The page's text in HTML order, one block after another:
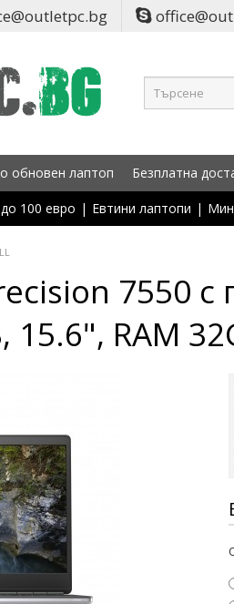
обновен лаптоп Безплатна
100 евро | Евтини лаптопи |
7550
15.6", RAM